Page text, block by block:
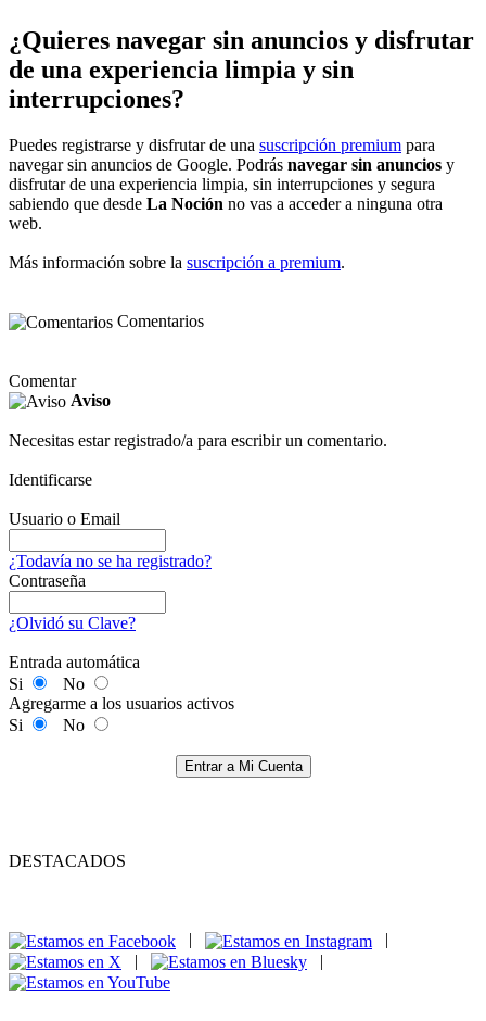
¿Quieres navegar sin anuncios y disfrutar
de una experiencia limpia y sin
interrupciones?
Puedes registrarse y disfrutar de una suscripción premium para
navegar sin anuncios de Google. Podrás navegar sin anuncios y
disfrutar de una experiencia limpia, sin interrupciones y segura
sabiendo que desde La Noción no vas a acceder a ninguna otra
web.
Más información sobre la suscripción a premium.
Comentarios
Comentar
Aviso
Necesitas estar registrado/a para escribir un comentario.
Identificarse
Usuario o Email
¿Todavía no se ha registrado?
Contraseña
¿Olvidó su Clave?
Entrada automática
Si
No
Agregarme a los usuarios activos
Si
No
Entrar a Mi Cuenta
DESTACADOS
|
|